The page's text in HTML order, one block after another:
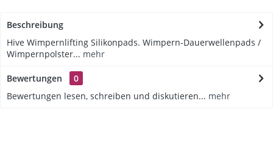
Beschreibung
Hive Wimpernlifting Silikonpads. Wimpern-Dauerwellenpads /
Wimpernpolster... mehr
Bewertungen
0
Bewertungen lesen, schreiben und diskutieren... mehr